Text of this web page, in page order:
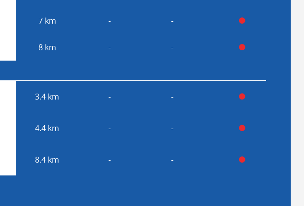
7 km - -
8 km - -
3.4 km - -
4.4 km - -
8.4 km - -